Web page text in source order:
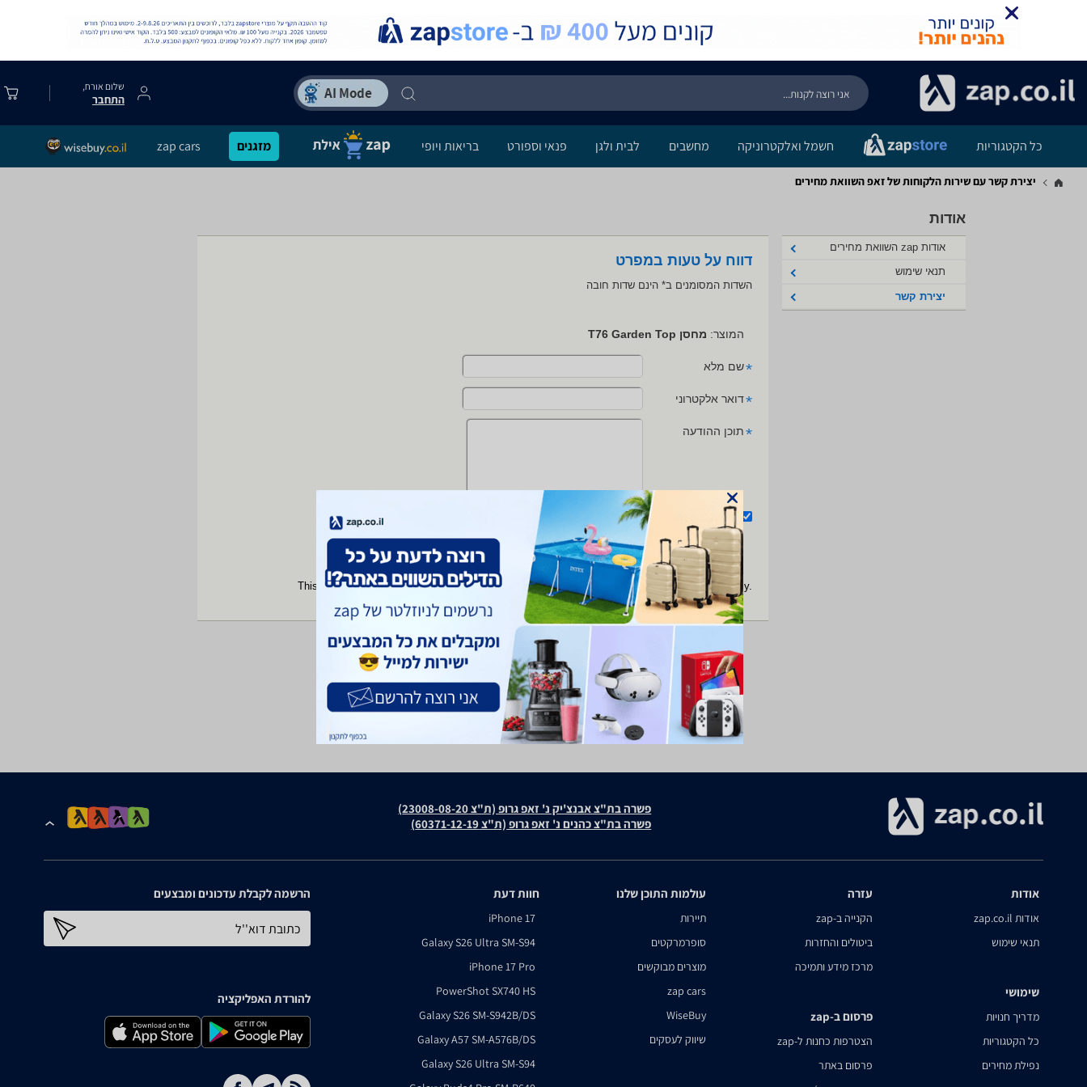
שלום אורח,
התחבר
כל הקטגוריות חשמל ואלקטרוניקה מחשבים לבית ולגן פנאי וספורט בריאות ויופי מזגנים zap cars
יצירת קשר עם שירות הלקוחות של זאפ השוואת מחירים
אודות
אודות zap השוואת מחירים
תנאי שימוש
יצירת קשר
דווח על טעות במפרט
השדות המסומנים ב* הינם שדות חובה
המוצר: מחסן T76 Garden Top
*שם מלא
*דואר אלקטרוני
*תוכן ההודעה
אני מאשר/ת את תנאי השימוש מדיניות הפרטיות
This site is protected by reCAPTCHA and the GooglePrivacy Policy and Terms of Serviceapply.
פשרה בת"צ אבנצ'יק נ' זאפ גרופ (ת"צ 23008-08-20)
פשרה בת"צ כהנים נ' זאפ גרופ (ת"צ 60371-12-19)
אודות
אודות zap.co.il
תנאי שימוש
שימושי
מדריך חנויות
כל הקטגוריות
נפילת מחירים
עזרה
הקנייה ב-zap
ביטולים והחזרות
מרכז מידע ותמיכה
פרסום ב-zap
הצטרפות כחנות ל-zap
פרסום באתר
עולמות התוכן שלנו
תיירות
סופרמרקטים
מוצרים מבוקשים
zap cars
WiseBuy
שיווק לעסקים
חוות דעת
iPhone 17
Galaxy S26 Ultra SM-S94
iPhone 17 Pro
PowerShot SX740 HS
Galaxy S26 SM-S942B/DS
Galaxy A57 SM-A576B/DS
Galaxy S26 Ultra SM-S94
הרשמה לקבלת עדכונים ומבצעים
כתובת דוא''ל
להורדת האפליקציה